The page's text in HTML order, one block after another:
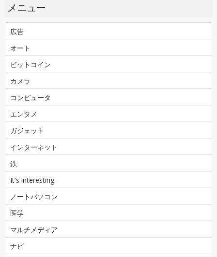
メニュー
広告
オート
ビットコイン
カメラ
コンピュータ
エンタメ
ガジェット
インターネット
鉄
It's interesting.
ノートパソコン
医学
マルチメディア
ナビ